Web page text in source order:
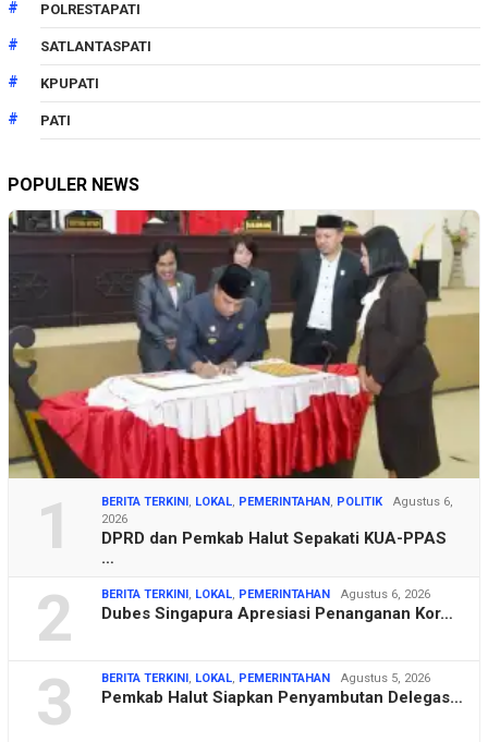
POLRESTAPATI
SATLANTASPATI
KPUPATI
PATI
POPULER NEWS
1 BERITA TERKINI, LOKAL, PEMERINTAHAN, POLITIK
Agustus 6,
2026
DPRD dan Pemkab Halut Sepakati KUA-PPAS
…
2 BERITA TERKINI, LOKAL, PEMERINTAHAN Agustus 6, 2026
Dubes Singapura Apresiasi Penanganan Kor…
3 BERITA TERKINI, LOKAL, PEMERINTAHAN Agustus 5, 2026
Pemkab Halut Siapkan Penyambutan Delegas…